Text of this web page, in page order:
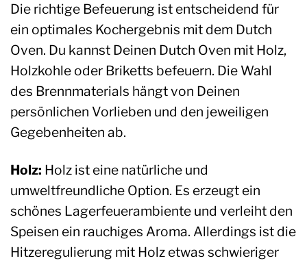
Die richtige Befeuerung ist entscheidend für
ein optimales Kochergebnis mit dem Dutch
Oven. Du kannst Deinen Dutch Oven mit Holz,
Holzkohle oder Briketts befeuern. Die Wahl
des Brennmaterials hängt von Deinen
persönlichen Vorlieben und den jeweiligen
Gegebenheiten ab.
Holz: Holz ist eine natürliche und
umweltfreundliche Option. Es erzeugt ein
schönes Lagerfeuerambiente und verleiht den
Speisen ein rauchiges Aroma. Allerdings ist die
Hitzeregulierung mit Holz etwas schwieriger